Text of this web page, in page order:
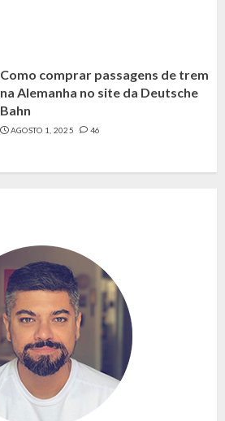
Como comprar passagens de trem
na Alemanha no site da Deutsche
Bahn
AGOSTO 1, 2025 46